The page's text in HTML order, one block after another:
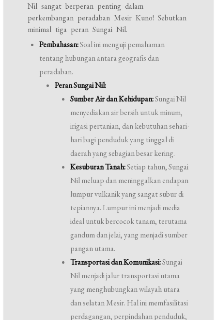
Nil sangat berperan penting dalam
perkembangan peradaban Mesir Kuno! Sebutkan
minimal tiga peran Sungai Nil.
Pembahasan:Soal ini menguji pemahaman
tentang hubungan antara geografis dan
peradaban.
Peran Sungai Nil:
Sumber Air dan Kehidupan:Sungai Nil
menyediakan air bersih untuk minum,
irigasi pertanian, dan kebutuhan sehari-
hari bagi penduduk yang tinggal di
daerah yang sebagian besar kering.
Kesuburan Tanah:Setiap tahun, Sungai
Nil meluap dan meninggalkan endapan
lumpur vulkanik yang sangat subur di
tepiannya. Lumpur ini menjadi media
ideal untuk bercocok tanam, terutama
gandum dan jelai, yang menjadi sumber
pangan utama.
Transportasi dan Komunikasi:Sungai
Nil menjadi jalur transportasi utama
yang menghubungkan wilayah utara
dan selatan Mesir. Hal ini memfasilitasi
perdagangan, perpindahan penduduk,